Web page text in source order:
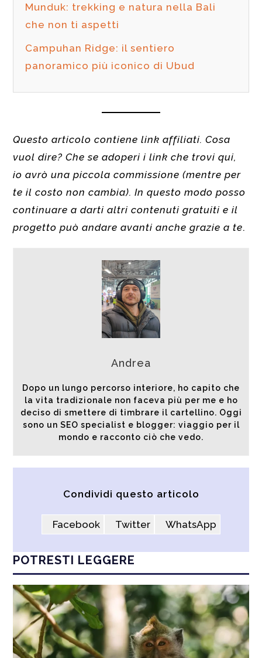
Munduk: trekking e natura nella Bali
che non ti aspetti
Campuhan Ridge: il sentiero
panoramico più iconico di Ubud
Questo articolo contiene link affiliati. Cosa
vuol dire? Che se adoperi i link che trovi qui,
io avrò una piccola commissione (mentre per
te il costo non cambia). In questo modo posso
continuare a darti altri contenuti gratuiti e il
progetto può andare avanti anche grazie a te.
Andrea
Dopo un lungo percorso interiore, ho capito che
la vita tradizionale non faceva più per me e ho
deciso di smettere di timbrare il cartellino. Oggi
sono un SEO specialist e blogger: viaggio per il
mondo e racconto ciò che vedo.
Condividi questo articolo
Facebook Twitter WhatsApp
POTRESTI LEGGERE